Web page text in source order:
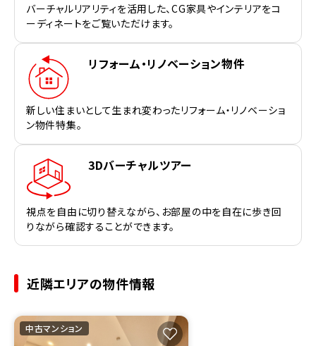
バーチャルリアリティを活用した、CG家具やインテリアをコ
ーディネートをご覧いただけます。
リフォーム・リノベーション物件
新しい住まいとして生まれ変わったリフォーム・リノベーショ
ン物件特集。
3Dバーチャルツアー
視点を自由に切り替えながら、お部屋の中を自在に歩き回
りながら確認することができます。
近隣エリアの物件情報
中古マンション